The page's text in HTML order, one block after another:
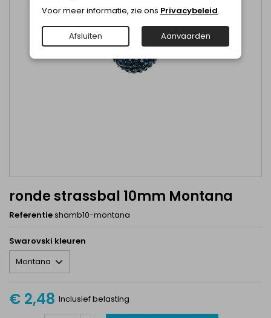
ronde strassbal 10mm Montana
Referentieshamb10-montana
Swarovski kleuren
€ 2,48 Inclusief belasting
Voor meer informatie, zie ons Privacybeleid.
Afsluiten Aanvaarden